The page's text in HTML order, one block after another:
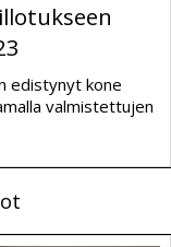
edistynyt kone
valmistettujen